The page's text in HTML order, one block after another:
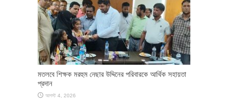
মতলবে শিক্ষক মরহুম নেছার উদ্দিনের পরিবারকে আর্থিক সহায়তা
প্রদান
আগস্ট 4, 2026